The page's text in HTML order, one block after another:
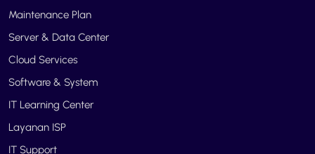
Maintenance Plan
Server & Data Center
Cloud Services
Software & System
IT Learning Center
Layanan ISP
IT Support